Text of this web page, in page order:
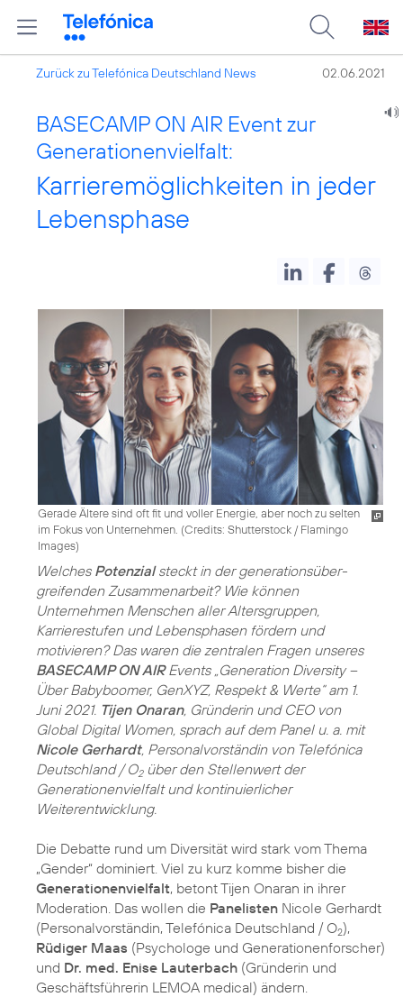
Zurück zu Telefónica Deutschland News 02.06.2021
BASECAMP ON AIR Event zur
Generationenvielfalt:
Karrieremöglichkeiten in jeder
Lebensphase
Gerade Ältere sind oft fit und voller Energie, aber noch zu selten
im Fokus von Unternehmen. (Credits: Shutterstock / Flamingo
Images)
Welches Potenzialsteckt in der generations­über­
greifenden Zusammenarbeit? Wie können
Unternehmen Menschen aller Altersgruppen,
Karrierestufen und Lebensphasen fördern und
motivieren? Das waren die zentralen Fragen unseres
BASECAMP ON AIREvents „Generation Diversity –
Über Babyboomer, GenXYZ, Respekt & Werte“ am 1.
Juni 2021. Tijen Onaran, Gründerin und CEO von
Global Digital Women, sprach auf dem Panel u. a. mit
Nicole Gerhardt, Personalvorständin von Telefónica
Deutschland / O2über den Stellenwert der
Generationenvielfalt und kontinuierlicher
Weiterentwicklung.
Die Debatte rund um Diversität wird stark vom Thema
„Gender“ dominiert. Viel zu kurz komme bisher die
Generationenvielfalt, betont Tijen Onaran in ihrer
Moderation. Das wollen die Panelisten Nicole Gerhardt
(Personalvorständin, Telefónica Deutschland / O2),
Rüdiger Maas (Psychologe und Generationenforscher)
und Dr. med. Enise Lauterbach (Gründerin und
Geschäftsführerin LEMOA medical) ändern.